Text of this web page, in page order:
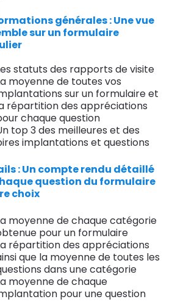
générales : Une vue
sur un formulaire
statuts des rapports de visite
moyenne de toutes vos
sur un formulaire et
répartition des appréciations
chaque question
top 3 des meilleures et des
implantations et questions
: Un compte rendu détaillé
question du formulaire
choix
moyenne de chaque catégorie
pour un formulaire
répartition des appréciations
que la moyenne de toutes les
dans une catégorie
moyenne de chaque
pour une question